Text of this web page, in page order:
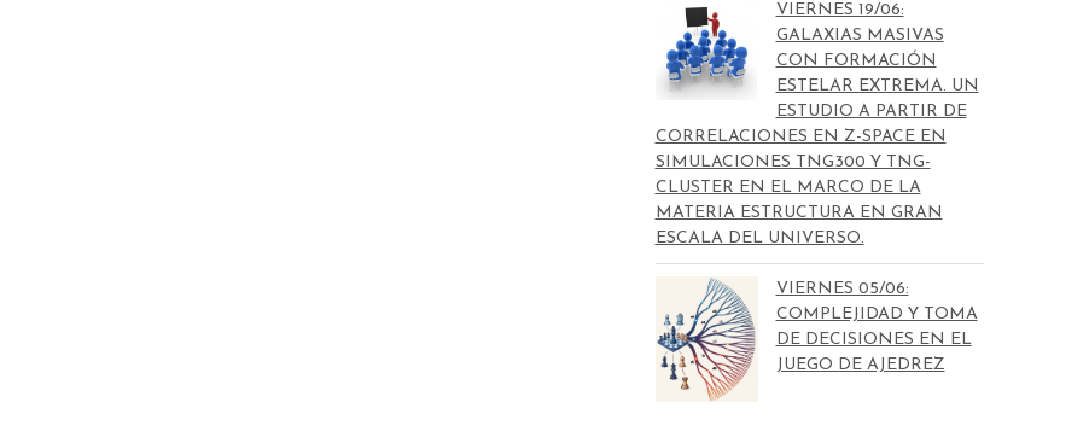
VIERNES 19/06:
GALAXIAS MASIVAS
CON FORMACIÓN
ESTELAR EXTREMA. UN
ESTUDIO A PARTIR DE
CORRELACIONES EN Z-SPACE EN
SIMULACIONES TNG300 Y TNG-
CLUSTER EN EL MARCO DE LA
MATERIA ESTRUCTURA EN GRAN
ESCALA DEL UNIVERSO.
VIERNES 05/06:
COMPLEJIDAD Y TOMA
DE DECISIONES EN EL
JUEGO DE AJEDREZ